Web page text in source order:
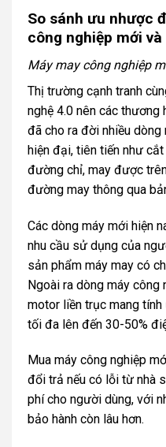
So sánh ưu nhược
công nghiệp mới và
Máy may công nghiệp
Thị trường cạnh tranh
nghệ 4.0 nên các thương
đã cho ra đời nhiều
hiện đại, tiên tiến như
đường chỉ, may được
đường may thông qua
Các dòng máy mới hiện
nhu cầu sử dụng của
sản phẩm máy may có
Ngoài ra dòng máy
motor liền trục mang
tối đa lên đến 30-50%
Mua máy công nghiệp
đổi trả nếu có lỗi từ nhà
phí cho người dùng, với
bảo hành còn lâu hơn.